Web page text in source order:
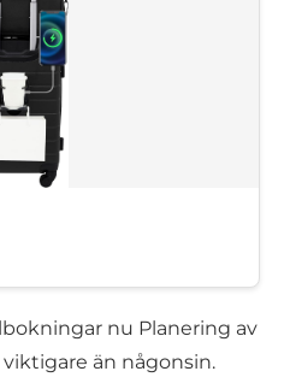
nu Planering av
än någonsin.